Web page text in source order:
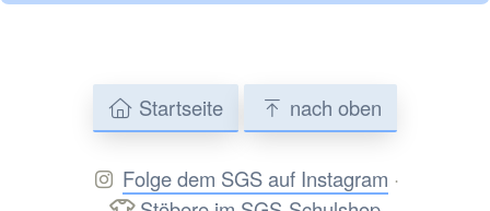
Startseite nach oben
Folge dem SGS auf Instagram ·